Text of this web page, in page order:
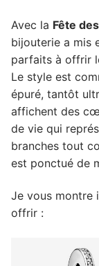
Avec la Fête
bijouterie a mis
parfaits à offrir
Le style est
épuré, tantôt
affichent des
de vie qui
branches tout
est ponctué de
Je vous montre
offrir :